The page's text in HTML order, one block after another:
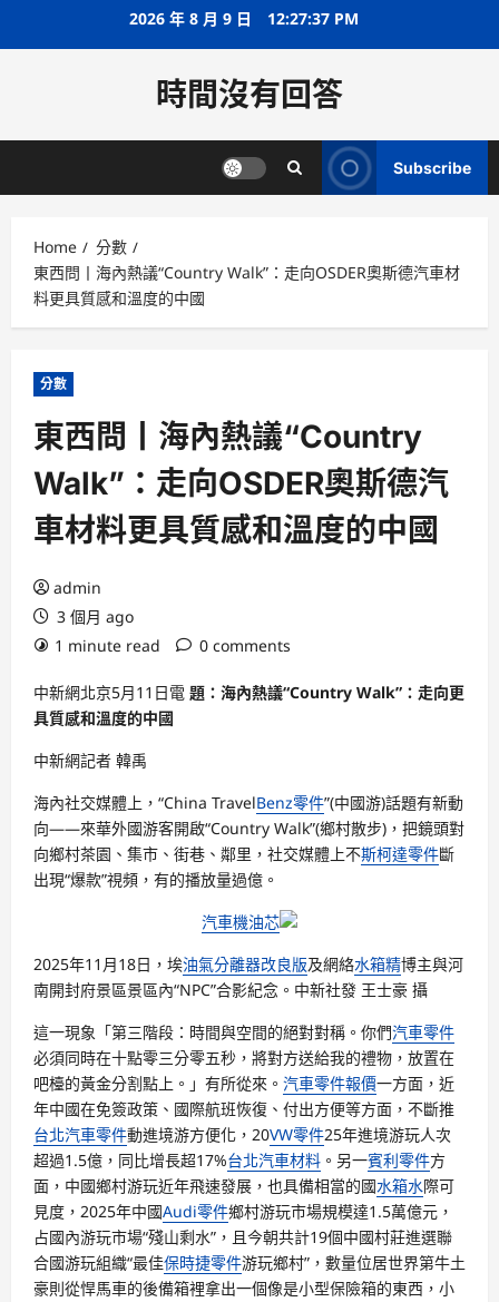
2026 年 8 月 9 日 12:27:38 PM
時間沒有回答
Subscribe
Home
分數
東西問丨海內熱議“Country Walk”：走向OSDER奧斯德汽車材
料更具質感和溫度的中國
分數
東西問丨海內熱議“Country
Walk”：走向OSDER奧斯德汽
車材料更具質感和溫度的中國
admin
3 個月 ago
1 minute read
0 comments
中新網北京5月11日電 題：海內熱議“Country Walk”：走向更
具質感和溫度的中國
中新網記者 韓禹
海內社交媒體上，“China TravelBenz零件”(中國游)話題有新動
向——來華外國游客開啟“Country Walk”(鄉村散步)，把鏡頭對
向鄉村茶園、集市、街巷、鄰里，社交媒體上不斯柯達零件斷
出現“爆款”視頻，有的播放量過億。
汽車機油芯
2025年11月18日，埃油氣分離器改良版及網絡水箱精博主與河
南開封府景區景區內“NPC”合影紀念。中新社發 王士豪 攝
這一現象「第三階段：時間與空間的絕對對稱。你們汽車零件
必須同時在十點零三分零五秒，將對方送給我的禮物，放置在
吧檯的黃金分割點上。」有所從來。 汽車零件報價一方面，近
年中國在免簽政策、國際航班恢復、付出方便等方面，不斷推
台北汽車零件動進境游方便化，20VW零件25年進境游玩人次
超過1.5億，同比增長超17%台北汽車材料 。另一賓利零件方
面，中國鄉村游玩近年飛速發展，也具備相當的國水箱水際可
見度，2025年中國Audi零件鄉村游玩市場規模達1.5萬億元，
占國內游玩市場“殘山剩水”，且今朝共計19個中國村莊進選聯
合國游玩組織“最佳保時捷零件游玩鄉村”，數量位居世界第牛土
豪則從悍馬車的後備箱裡拿出一個像是小型保險箱的東西，小